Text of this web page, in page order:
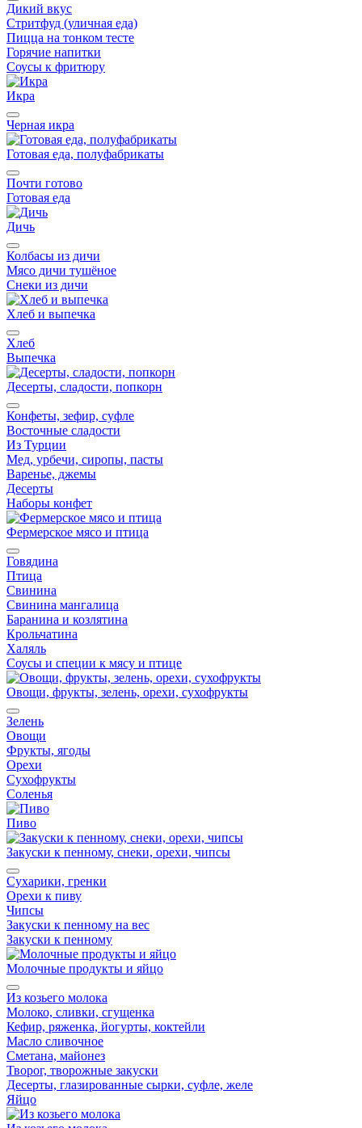
Дикий вкус
Стритфуд (уличная еда)
Пицца на тонком тесте
Горячие напитки
Соусы к фритюру
Икра
Черная икра
Готовая еда, полуфабрикаты
Почти готово
Готовая еда
Дичь
Колбасы из дичи
Мясо дичи тушёное
Снеки из дичи
Хлеб и выпечка
Хлеб
Выпечка
Десерты, сладости, попкорн
Конфеты, зефир, суфле
Восточные сладости
Из Турции
Мед, урбечи, сиропы, пасты
Варенье, джемы
Десерты
Наборы конфет
Фермерское мясо и птица
Говядина
Птица
Свинина
Свинина мангалица
Баранина и козлятина
Крольчатина
Халяль
Соусы и специи к мясу и птице
Овощи, фрукты, зелень, орехи, сухофрукты
Зелень
Овощи
Фрукты, ягоды
Орехи
Сухофрукты
Соленья
Пиво
Закуски к пенному, снеки, орехи, чипсы
Сухарики, гренки
Орехи к пиву
Чипсы
Закуски к пенному на вес
Закуски к пенному
Молочные продукты и яйцо
Из козьего молока
Молоко, сливки, сгущенка
Кефир, ряженка, йогурты, коктейли
Масло сливочное
Сметана, майонез
Творог, творожные закуски
Десерты, глазированные сырки, суфле, желе
Яйцо